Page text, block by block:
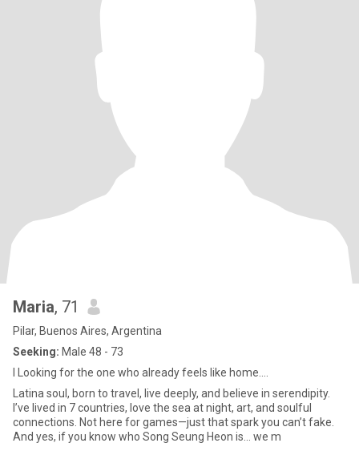
Maria, 71
Pilar, Buenos Aires, Argentina
Seeking: Male 48 - 73
I Looking for the one who already feels like home....
Latina soul, born to travel, live deeply, and believe in serendipity.
I’ve lived in 7 countries, love the sea at night, art, and soulful
connections. Not here for games—just that spark you can’t fake.
And yes, if you know who Song Seung Heon is… we m